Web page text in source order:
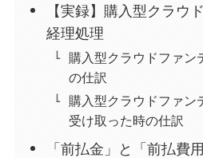
【実録】購入型クラウ
経理処理
購入型クラウドファン
の仕訳
購入型クラウドファン
受け取った時の仕訳
「前払金」と「前払費